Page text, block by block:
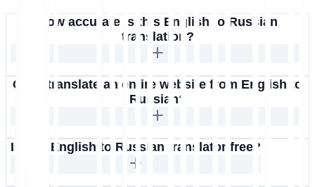
How accurate is this English to Russian
translation?
Can I translate an entire website from English to
Russian?
Is this English to Russian translator free?